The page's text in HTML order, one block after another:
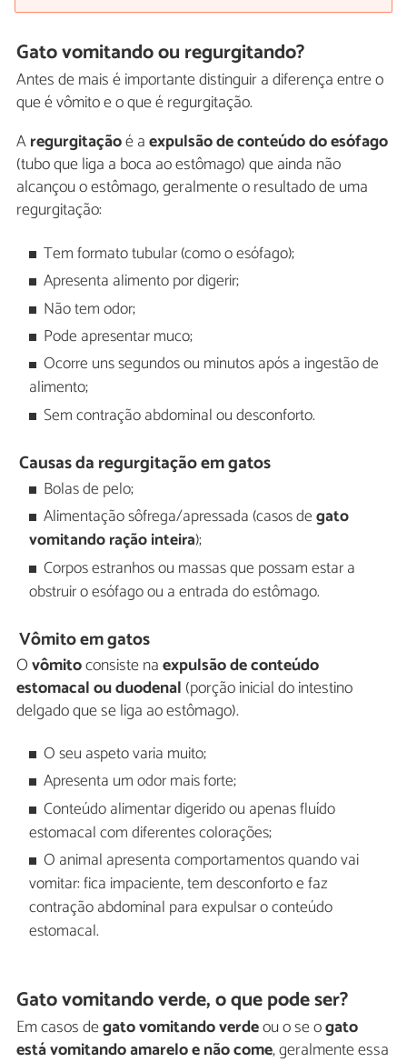
Gato vomitando ou regurgitando?
Antes de mais é importante distinguir a diferença entre o
que é vômito e o que é regurgitação.
Aregurgitaçãoé aexpulsão de conteúdo do esófago
(tubo que liga a boca ao estômago) que ainda não
alcançou o estômago, geralmente o resultado de uma
regurgitação:
Tem formato tubular (como o esófago);
Apresenta alimento por digerir;
Não tem odor;
Pode apresentar muco;
Ocorre uns segundos ou minutos após a ingestão de
alimento;
Sem contração abdominal ou desconforto.
Causas da regurgitação em gatos
Bolas de pelo;
Alimentação sôfrega/apressada (casos degato
vomitando ração inteira);
Corpos estranhos ou massas que possam estar a
obstruir o esófago ou a entrada do estômago.
Vômito em gatos
Ovômitoconsiste naexpulsão de conteúdo
estomacal ou duodenal (porção inicial do intestino
delgado que se liga ao estômago).
O seu aspeto varia muito;
Apresenta um odor mais forte;
Conteúdo alimentar digerido ou apenas fluído
estomacal com diferentes colorações;
O animal apresenta comportamentos quando vai
vomitar: fica impaciente, tem desconforto e faz
contração abdominal para expulsar o conteúdo
estomacal.
Gato vomitando verde, o que pode ser?
Em casos degato vomitando verdeou o se ogato
está vomitando amarelo e não come, geralmente essa